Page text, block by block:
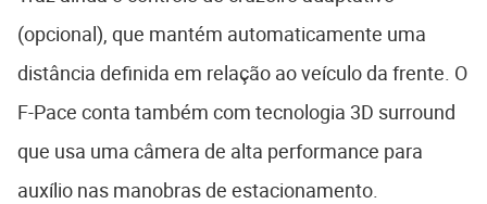
(opcional), que mantém automaticamente uma
distância definida em relação ao veículo da frente. O
F-Pace conta também com tecnologia 3D surround
que usa uma câmera de alta performance para
auxílio nas manobras de estacionamento.